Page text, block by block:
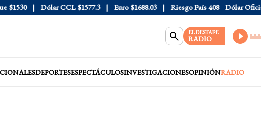
Dólar CCL $1577.3 Euro $1688.03 Riesgo País 408 Dólar Oficial
EL DESTAPE
RADIO
DEPORTESESPECTÁCULOSINVESTIGACIONESOPINIÓNRADIO